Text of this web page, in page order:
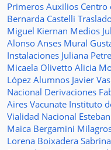
Primeros Auxilios Centro
Bernarda Castelli
Miguel Kiernan Medios
Alonso Anses Mural
Instalaciones Juliana
Micaela Olivetto Alicia
López Alumnos Javier
Nacional Derivaciones
Aires Vacunate Instituto
Vialidad Nacional
Maica Bergamini
Lorena Boixadera